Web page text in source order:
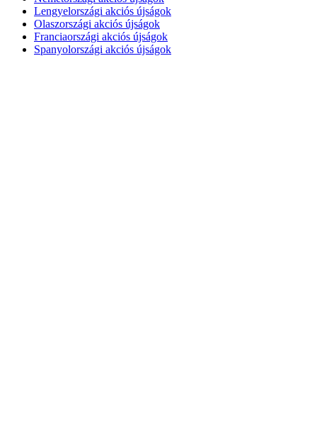
Lengyelországi akciós újságok
Olaszországi akciós újságok
Franciaországi akciós újságok
Spanyolországi akciós újságok